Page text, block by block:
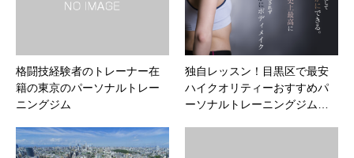
格闘技経験者のトレーナー在
籍の東京のパーソナルトレー
ニングジム
独自レッスン！目黒区で最安
ハイクオリティーおすすめパ
ーソナルトレーニングジム…